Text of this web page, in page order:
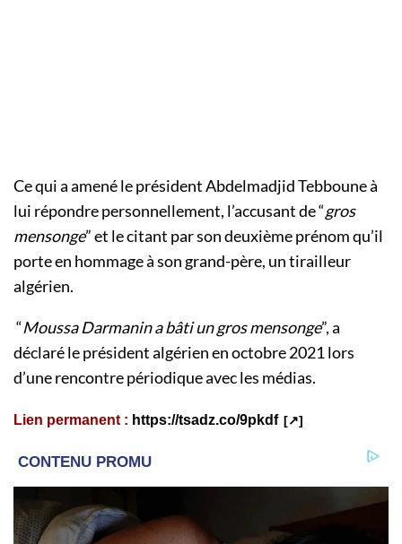
Ce qui a amené le président Abdelmadjid Tebboune à
lui répondre personnellement, l’accusant de “gros
mensonge” et le citant par son deuxième prénom qu’il
porte en hommage à son grand-père, un tirailleur
algérien.
“Moussa Darmanin a bâti un gros mensonge”, a
déclaré le président algérien en octobre 2021 lors
d’une rencontre périodique avec les médias.
Lien permanent : https://tsadz.co/9pkdf